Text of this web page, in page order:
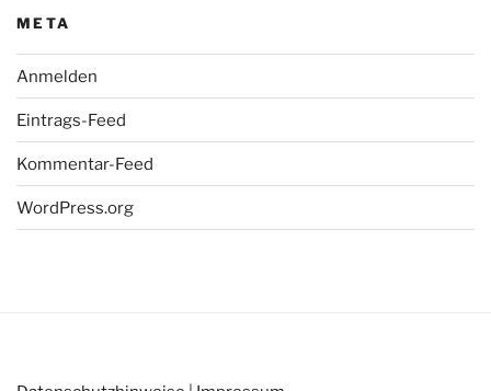
META
Anmelden
Eintrags-Feed
Kommentar-Feed
WordPress.org